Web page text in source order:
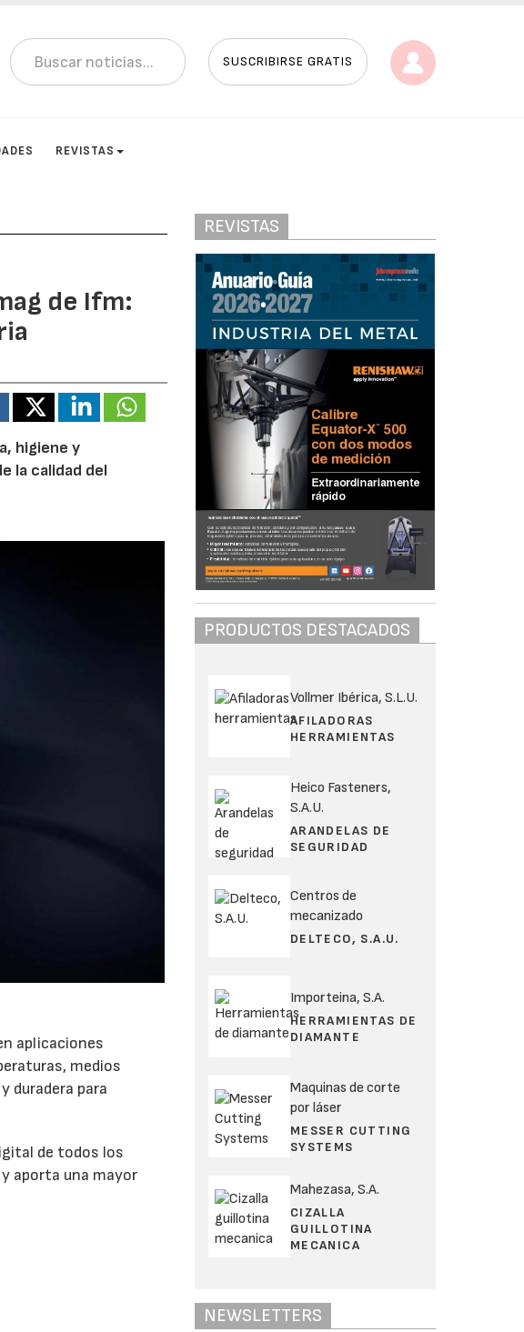
SUSCRIBIRSE GRATIS
REVISTAS
de Ifm:
higiene y
la calidad del
aplicaciones
medios
duradera para
de todos los
aporta una mayor
REVISTAS
PRODUCTOS DESTACADOS
Vollmer Ibérica, S.L.U.
AFILADORAS
HERRAMIENTAS
Heico Fasteners,
S.A.U.
ARANDELAS DE
SEGURIDAD
Centros de
mecanizado
DELTECO, S.A.U.
Importeina, S.A.
HERRAMIENTAS DE
DIAMANTE
Maquinas de corte
por láser
MESSER CUTTING
SYSTEMS
Mahezasa, S.A.
CIZALLA
GUILLOTINA
MECANICA
NEWSLETTERS